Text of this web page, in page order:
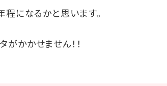
程になるかと思います。
かかせません！！